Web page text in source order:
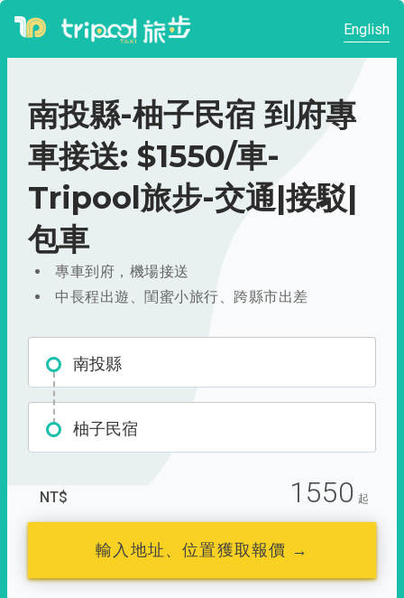
English
南投縣-柚子民宿 到府專
車接送: $1550/車-
Tripool旅步-交通|接駁|
包車
專車到府，機場接送
中長程出遊、閨蜜小旅行、跨縣市出差
南投縣
柚子民宿
NT$ 1550 起
輸入地址、位置獲取報價 →